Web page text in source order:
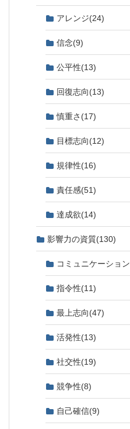
アレンジ(24)
信念(9)
公平性(13)
回復志向(13)
慎重さ (17)
目標志向(12)
規律性(16)
責任感(51)
達成欲(14)
影響力の資質(130)
コミュニケーション
指令性(11)
最上志向(47)
活発性(13)
社交性(19)
競争性(8)
自己確信(9)